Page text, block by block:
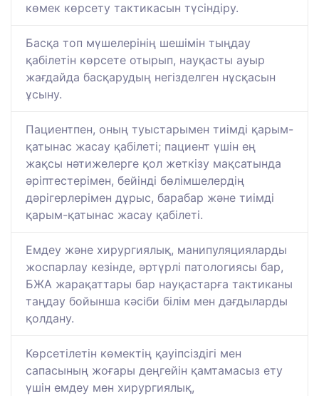
көмек көрсету тактикасын түсіндіру.
Басқа топ мүшелерінің шешімін тыңдау
қабілетін көрсете отырып, науқасты ауыр
жағдайда басқарудың негізделген нұсқасын
ұсыну.
Пациентпен, оның туыстарымен тиімді қарым-
қатынас жасау қабілеті; пациент үшін ең
жақсы нәтижелерге қол жеткізу мақсатында
әріптестерімен, бейінді бөлімшелердің
дәрігерлерімен дұрыс, барабар және тиімді
қарым-қатынас жасау қабілеті.
Емдеу және хирургиялық, манипуляцияларды
жоспарлау кезінде, әртүрлі патологиясы бар,
БЖА жарақаттары бар науқастарға тактиканы
таңдау бойынша кәсіби білім мен дағдыларды
қолдану.
Көрсетілетін көмектің қауіпсіздігі мен
сапасының жоғары деңгейін қамтамасыз ету
үшін емдеу мен хирургиялық,